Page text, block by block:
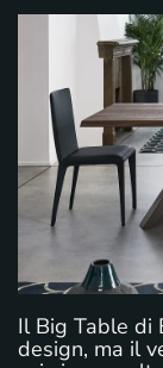
Il Big Table di
design, ma il